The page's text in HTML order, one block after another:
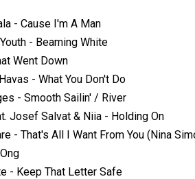
- Cause I'm A Man
- Beaming White
Went Down
- What You Don't Do
- Smooth Sailin' / River
Josef Salvat & Niia - Holding On
- That's All I Want From You (Nina
- Keep That Letter Safe